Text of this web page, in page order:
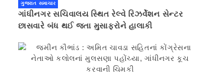
ગુજરાત સમાચાર
ગાંધીનગર સચિવાલય સ્થિત રેલ્વે રિઝર્વેશન સેન્ટર
છાસવારે બંધ થઈ જતા મુસાફરોને હાલાકી